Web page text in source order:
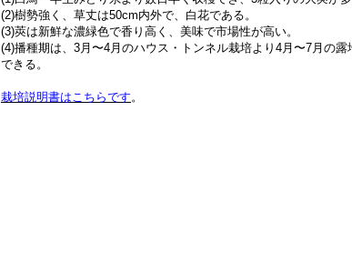
(2)樹勢強く、草丈は50cm内外で、白花である。
(3)莢は新鮮な濃緑色で香り高く、美味で市場性が高い。
(4)播種期は、3月〜4月のハウス・トンネル栽培より4月〜7月の露
できる。
栽培説明書はこちらです。